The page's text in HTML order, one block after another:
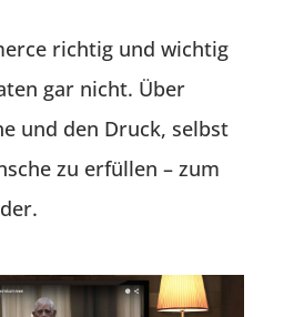
richtig und wichtig
gar nicht. Über
und den Druck, selbst
zu erfüllen – zum